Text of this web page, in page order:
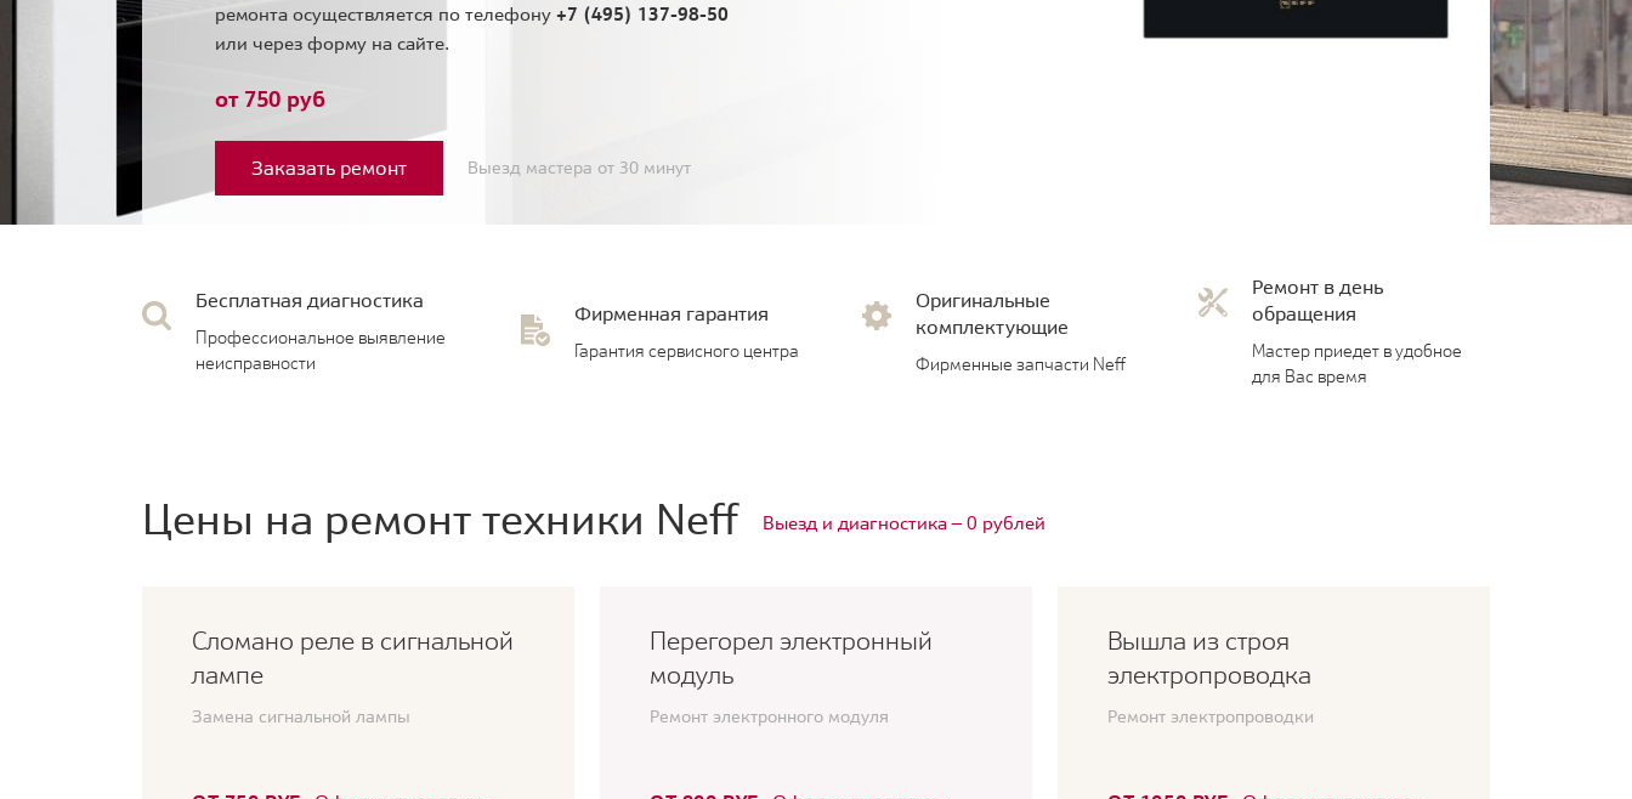
ремонта осуществляется по телефону +7 (495) 137-98-50
или через форму на сайте.
от 750 руб
Заказать ремонт Выезд мастера от 30 минут
Бесплатная диагностика
Профессиональное выявление
неисправности
Фирменная гарантия
Гарантия сервисного центра
Оригинальные
комплектующие
Фирменные запчасти Neff
Ремонт в день
обращения
Мастер приедет в удобное
для Вас время
Цены на ремонт техники Neff Выезд и диагностика — 0 рублей
Сломано реле в сигнальной
лампе
Замена сигнальной лампы
Перегорел электронный
модуль
Ремонт электронного модуля
Вышла из строя
электропроводка
Ремонт электропроводки